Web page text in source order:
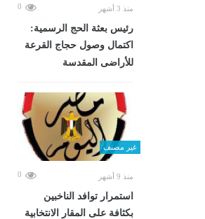
منذ 3 أشهر 0
رئيس بعثة الحج الرسمية:
اكتمال وصول حجاج القرعة
للأراضى المقدسة
غير مصنف
منذ 9 أشهر 0
استمرار توافد الناخبين
بكثافة على المقار الانتخابية